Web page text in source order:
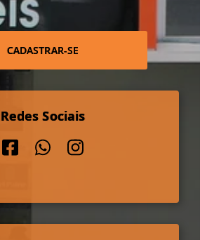
CADASTRAR-SE
Redes Sociais